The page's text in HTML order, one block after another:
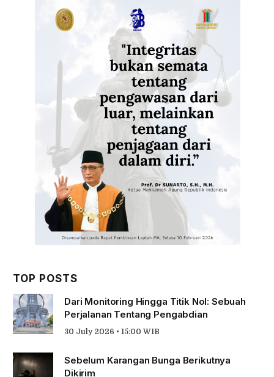
TOP POSTS
Dari Monitoring Hingga Titik Nol: Sebuah
Perjalanan Tentang Pengabdian
30 July 2026 • 15:00 WIB
Sebelum Karangan Bunga Berikutnya
Dikirim